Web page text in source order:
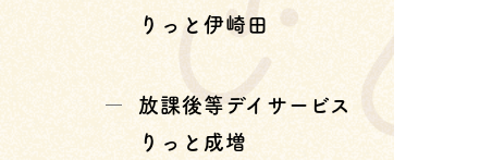
りっと伊崎田
放課後等デイサービス
りっと成増